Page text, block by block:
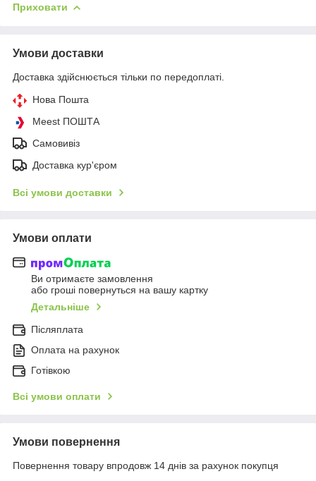
Приховати
Умови доставки
Доставка здійснюється тільки по передоплаті.
Нова Пошта
Meest ПОШТА
Самовивіз
Доставка кур'єром
Всі умови доставки
Умови оплати
Ви отримаєте замовлення
або гроші повернуться на вашу картку
Детальніше
Післяплата
Оплата на рахунок
Готівкою
Всі умови оплати
Умови повернення
Повернення товару впродовж 14 днів за рахунок покупця